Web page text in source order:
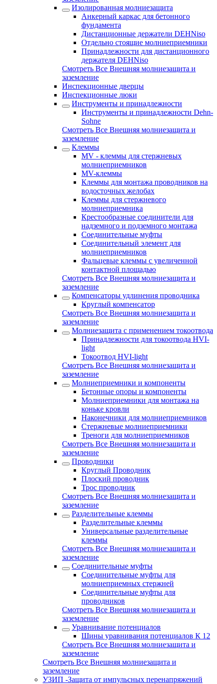
Изолированная молниезащита
Анкерный каркас для бетонного
фундамента
Дистанционные держатели DEHNiso
Отдельно стоящие молниеприемники
Принадлежности для дистанционного
держателя DEHNiso
Смотреть Все Внешняя молниезащита и
заземление
Инспекционные дверцы
Инспекционные люки
Инструменты и принадлежности
Инструменты и принадлежности Dehn-
Sohne
Смотреть Все Внешняя молниезащита и
заземление
Клеммы
MV - клеммы для стержневых
молниеприемников
MV-клеммы
Клеммы для монтажа проводников на
водосточных желобах
Клеммы для стержневого
молниеприемника
Крестообразные соединители для
надземного и подземного монтажа
Соединительные муфты
Соединительный элемент для
молниеприемников
Фальцевые клеммы с увеличенной
контактной площадью
Смотреть Все Внешняя молниезащита и
заземление
Компенсаторы удлинения проводника
Круглый компенсатор
Смотреть Все Внешняя молниезащита и
заземление
Молниезащита с применением токоотвода
Принадлежности для токоотвода HVI-
light
Токоотвод HVI-light
Смотреть Все Внешняя молниезащита и
заземление
Молниеприемники и компоненты
Бетонные опоры и компоненты
Молниеприемники для монтажа на
коньке кровли
Наконечники для молниеприемников
Стержневые молниеприемники
Треноги для молниеприемников
Смотреть Все Внешняя молниезащита и
заземление
Проводники
Круглый Проводник
Плоский проводник
Трос проводник
Смотреть Все Внешняя молниезащита и
заземление
Разделительные клеммы
Разделительные клеммы
Универсальные разделительные
клеммы
Смотреть Все Внешняя молниезащита и
заземление
Соединительные муфты
Соединительные муфты для
молниеприемных стержней
Соединительные муфты для
проводников
Смотреть Все Внешняя молниезащита и
заземление
Уравнивание потенциалов
Шины уравнивания потенциалов К 12
Смотреть Все Внешняя молниезащита и
заземление
Смотреть Все Внешняя молниезащита и
заземление
УЗИП -Защита от импульсных перенапряжений